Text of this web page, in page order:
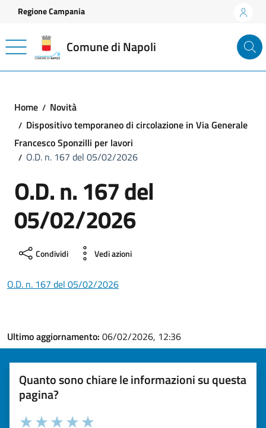
Vai ai contenuti
Vai al footer
Regione Campania
Comune di Napoli
Home
Novità
Dispositivo temporaneo di circolazione in Via Generale
Francesco Sponzilli per lavori
O.D. n. 167 del 05/02/2026
O.D. n. 167 del
05/02/2026
Condividi Vedi azioni
O.D. n. 167 del 05/02/2026
Ultimo aggiornamento: 06/02/2026, 12:36
Quanto sono chiare le informazioni su questa
pagina?
Valuta la chiarezza delle informazioni (da 1 a 5 stelle)
Seleziona il numero di stelle per valutare la chiarezza delle